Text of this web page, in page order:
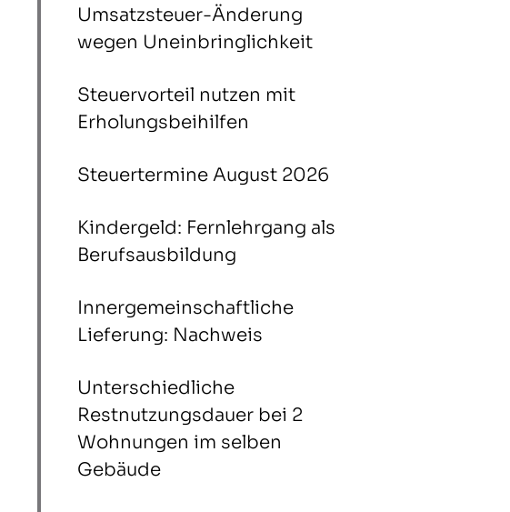
Umsatzsteuer-Änderung
wegen Uneinbringlichkeit
Steuervorteil nutzen mit
Erholungsbeihilfen
Steuertermine August 2026
Kindergeld: Fernlehrgang als
Berufsausbildung
Innergemeinschaftliche
Lieferung: Nachweis
Unterschiedliche
Restnutzungsdauer bei 2
Wohnungen im selben
Gebäude